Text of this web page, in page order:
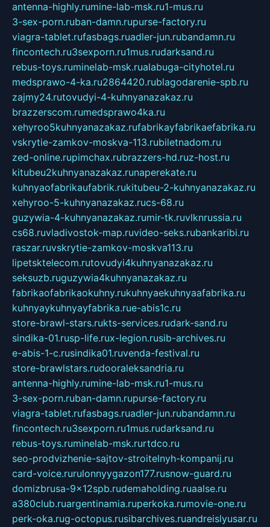
antenna-highly.rumine-lab-msk.ru1-mus.ru
3-sex-porn.ruban-damn.rupurse-factory.ru
viagra-tablet.rufasbags.ruadler-jun.rubandamn.ru
fincontech.ru3sexporn.ru1mus.rudarksand.ru
rebus-toys.ruminelab-msk.rualabuga-cityhotel.ru
medsprawo-4-ka.ru2864420.rublagodarenie-spb.ru
zajmy24.rutovudyi-4-kuhnyanazakaz.ru
brazzerscom.rumedsprawo4ka.ru
xehyroo5kuhnyanazakaz.rufabrikayfabrikaefabrika.ru
vskrytie-zamkov-moskva-113.rubiletnadom.ru
zed-online.rupimchax.rubrazzers-hd.ruz-host.ru
kitubeu2kuhnyanazakaz.runaperekate.ru
kuhnyaofabrikaufabrik.rukitubeu-2-kuhnyanazakaz.ru
xehyroo-5-kuhnyanazakaz.rucs-68.ru
guzywia-4-kuhnyanazakaz.rumir-tk.ruvlknrussia.ru
cs68.ruvladivostok-map.ruvideo-seks.rubankaribi.ru
raszar.ruvskrytie-zamkov-moskva113.ru
lipetsktelecom.rutovudyi4kuhnyanazakaz.ru
seksuzb.ruguzywia4kuhnyanazakaz.ru
fabrikaofabrikaokuhny.rukuhnyaekuhnyaafabrika.ru
kuhnyaykuhnyayfabrika.rue-abis1c.ru
store-brawl-stars.rukts-services.rudark-sand.ru
sindika-01.rusp-life.rux-legion.rusib-archives.ru
e-abis-1-c.rusindika01.ruvenda-festival.ru
store-brawlstars.rudooraleksandria.ru
antenna-highly.rumine-lab-msk.ru1-mus.ru
3-sex-porn.ruban-damn.rupurse-factory.ru
viagra-tablet.rufasbags.ruadler-jun.rubandamn.ru
fincontech.ru3sexporn.ru1mus.rudarksand.ru
rebus-toys.ruminelab-msk.rurtdco.ru
seo-prodvizhenie-sajtov-stroitelnyh-kompanij.ru
card-voice.rurulonnyygazon177.rusnow-guard.ru
domizbrusa-9x12spb.rudemaholding.ruaalse.ru
a380club.ruargentinamia.ruperkoka.rumovie-one.ru
perk-oka.rug-octopus.rusibarchives.ruandreislyusar.ru